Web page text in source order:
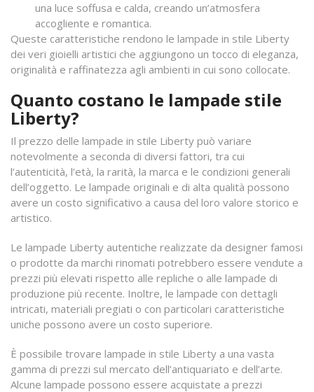
una luce soffusa e calda, creando un’atmosfera
accogliente e romantica.
Queste caratteristiche rendono le lampade in stile Liberty
dei veri gioielli artistici che aggiungono un tocco di eleganza,
originalità e raffinatezza agli ambienti in cui sono collocate.
Quanto costano le lampade stile
Liberty?
Il prezzo delle lampade in stile Liberty può variare
notevolmente a seconda di diversi fattori, tra cui
l’autenticità, l’età, la rarità, la marca e le condizioni generali
dell’oggetto. Le lampade originali e di alta qualità possono
avere un costo significativo a causa del loro valore storico e
artistico.
Le lampade Liberty autentiche realizzate da designer famosi
o prodotte da marchi rinomati potrebbero essere vendute a
prezzi più elevati rispetto alle repliche o alle lampade di
produzione più recente. Inoltre, le lampade con dettagli
intricati, materiali pregiati o con particolari caratteristiche
uniche possono avere un costo superiore.
È possibile trovare lampade in stile Liberty a una vasta
gamma di prezzi sul mercato dell’antiquariato e dell’arte.
Alcune lampade possono essere acquistate a prezzi